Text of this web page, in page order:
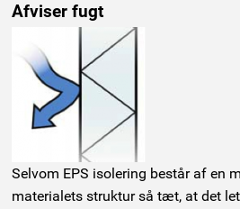
Afviser fugt
Selvom EPS isolering består af en
materialets struktur så tæt, at det